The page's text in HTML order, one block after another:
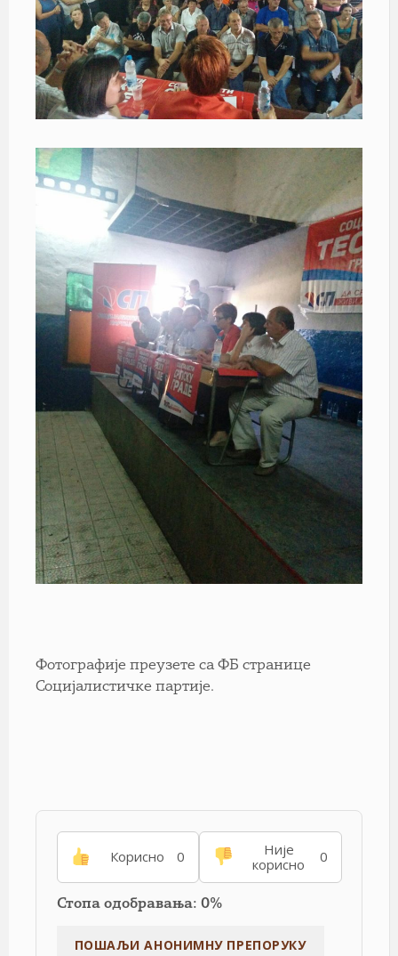
Фотографије преузете са ФБ странице
Социјалистичке партије.
Корисно 0
Није
корисно
0
Стопа одобравања: 0%